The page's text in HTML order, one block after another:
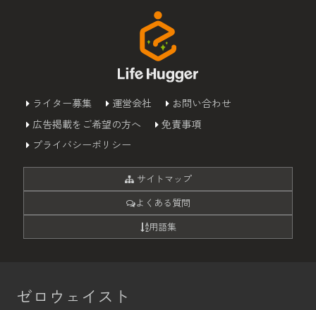
ライター募集 運営会社
お問い合わせ
広告掲載をご希望の方へ
免責事項
プライバシーポリシー
サイトマップ
よくある質問
用語集
ゼロウェイスト